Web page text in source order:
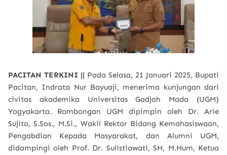
PACITAN TERKINI || Pada Selasa, 21 Januari 2025, Bupati
Pacitan, Indrata Nur Bayuaji, menerima kunjungan dari
civitas akademika Universitas Gadjah Mada (UGM)
Yogyakarta. Rombongan UGM dipimpin oleh Dr. Arie
Sujito, S.Sos., M.Si., Wakil Rektor Bidang Kemahasiswaan,
Pengabdian Kepada Masyarakat, dan Alumni UGM,
didampingi oleh Prof. Dr. Sulistiowati, SH, M.Hum, Ketua